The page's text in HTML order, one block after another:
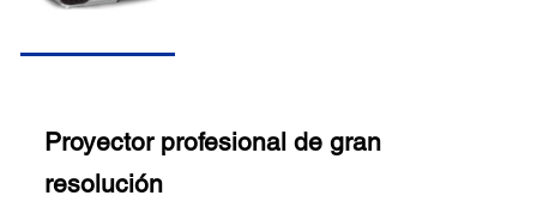
Proyector profesional de gran
resolución